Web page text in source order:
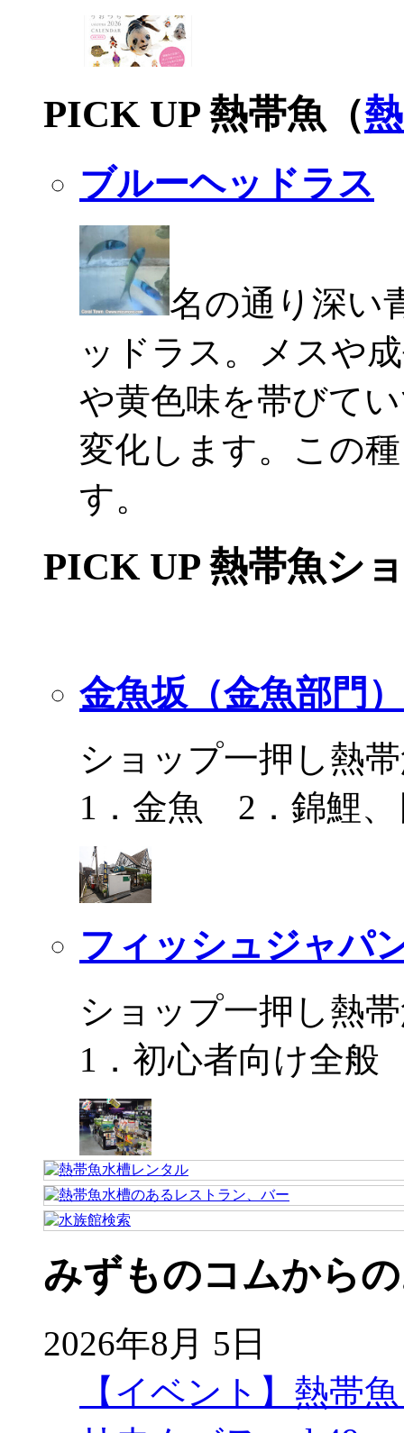
PICK UP 熱帯魚（
ブルーヘッドラス
名の通り深い
ッドラス。メスや
や黄色味を帯びて
変化します。この
す。
PICK UP 熱帯魚シ
金魚坂（金魚部門）
ショップ一押し熱
1．金魚 2．錦鯉、
フィッシュジャパ
ショップ一押し熱
1．初心者向け全
みずものコムから
2026年8月 5日
【イベント】熱帯